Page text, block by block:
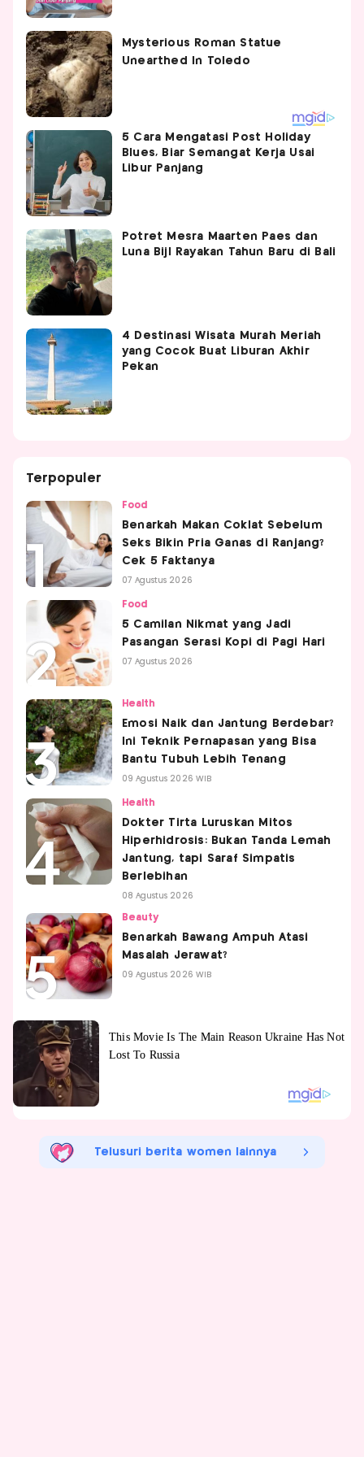
5 Cara Mengatasi Post Holiday
Blues, Biar Semangat Kerja Usai
Libur Panjang
Potret Mesra Maarten Paes dan
Luna Bijl Rayakan Tahun Baru di Bali
4 Destinasi Wisata Murah Meriah
yang Cocok Buat Liburan Akhir
Pekan
Terpopuler
Food
Benarkah Makan Coklat Sebelum
Seks Bikin Pria Ganas di Ranjang?
Cek 5 Faktanya
07 Agustus 2026
Food
5 Camilan Nikmat yang Jadi
Pasangan Serasi Kopi di Pagi Hari
07 Agustus 2026
Health
Emosi Naik dan Jantung Berdebar?
Ini Teknik Pernapasan yang Bisa
Bantu Tubuh Lebih Tenang
09 Agustus 2026 WIB
Health
Dokter Tirta Luruskan Mitos
Hiperhidrosis: Bukan Tanda Lemah
Jantung, tapi Saraf Simpatis
Berlebihan
08 Agustus 2026
Beauty
Benarkah Bawang Ampuh Atasi
Masalah Jerawat?
09 Agustus 2026 WIB
Telusuri berita women lainnya